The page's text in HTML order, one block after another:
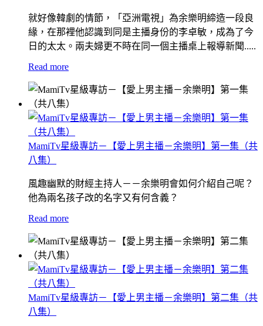
就好像韓劇的情節，「亞洲電視」為余樂明締造一段良
緣，在那裡他認識到同是主播身份的李卓敏，成為了今
日的太太。兩夫婦更不時在同一個主播桌上報導新聞.....
Read more
MamiTv星級專訪－【愛上男主播－余樂明】第一集（共
八集）
風趣幽默的財經主持人－－余樂明會如何介紹自己呢？
他為兩名孩子改的名字又有何含義？
Read more
MamiTv星級專訪－【愛上男主播－余樂明】第二集（共
八集）